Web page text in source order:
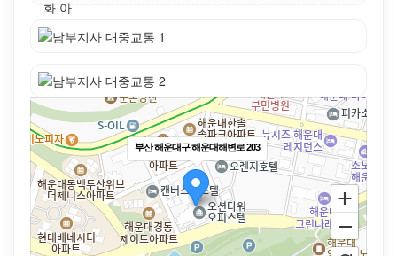
부산 해운대구 해운대해변로 203